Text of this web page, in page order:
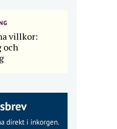
villkor:
och
direkt i inkorgen.